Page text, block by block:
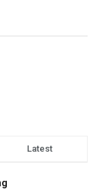
Latest